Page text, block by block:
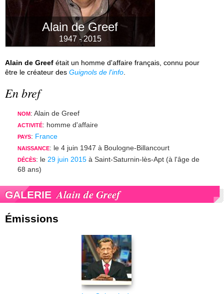
Alain de Greef
1947 - 2015
Alain de Greef était un homme d'affaire français, connu pour
être le créateur des Guignols de l'info
En bref
NOM : Alain de Greef
ACTIVITÉ: homme d'affaire
PAYS: France
NAISSANCE: le 4 juin 1947 à Boulogne-Billancourt
DÉCÈS: le 29 juin 2015 à Saint-Saturnin-lès-Apt (à l'âge de
68 ans)
GALERIE Alain de Greef
Émissions